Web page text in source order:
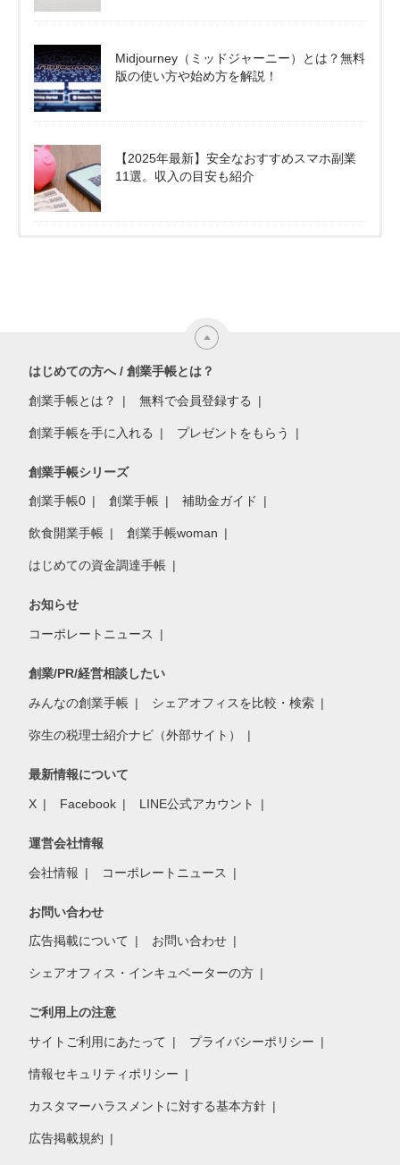
Midjourney（ミッドジャーニー）とは？無料
版の使い方や始め方を解説！
【2025年最新】安全なおすすめスマホ副業
11選。収入の目安も紹介
はじめての方へ / 創業手帳とは？
創業手帳とは？ 無料で会員登録する
創業手帳を手に入れる プレゼントをもらう
創業手帳シリーズ
創業手帳0 創業手帳 補助金ガイド
飲食開業手帳 創業手帳woman
はじめての資金調達手帳
お知らせ
コーポレートニュース
創業/PR/経営相談したい
みんなの創業手帳 シェアオフィスを比較・検索
弥生の税理士紹介ナビ（外部サイト）
最新情報について
X Facebook LINE公式アカウント
運営会社情報
会社情報 コーポレートニュース
お問い合わせ
広告掲載について お問い合わせ
シェアオフィス・インキュベーターの方
ご利用上の注意
サイトご利用にあたって プライバシーポリシー
情報セキュリティポリシー
カスタマーハラスメントに対する基本方針
広告掲載規約